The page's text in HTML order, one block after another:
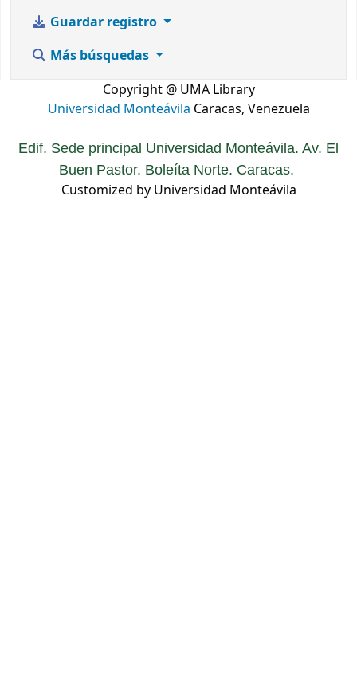
Guardar registro
Más búsquedas
Copyright @ UMA Library
Universidad Monteávila Caracas, Venezuela
Edif. Sede principal Universidad Monteávila. Av. El
Buen Pastor. Boleíta Norte. Caracas.
Customized by Universidad Monteávila